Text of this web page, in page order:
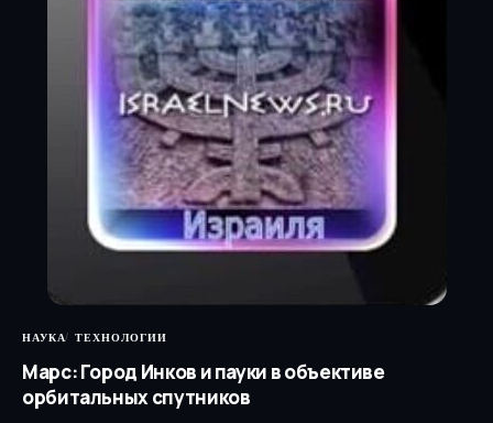
НАУКА ТЕХНОЛОГИИ
Марс: Город Инков и пауки в объективе
орбитальных спутников